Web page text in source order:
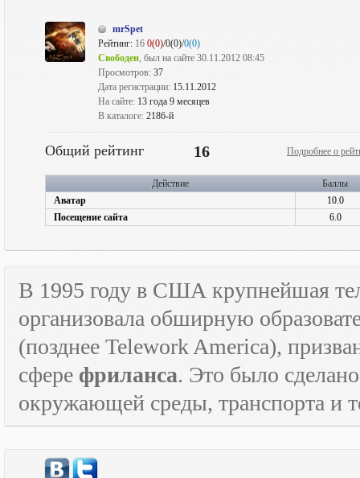
mrSpet
Рейтинг: 16 0(0)/0(0)/0(0)
Свободен, был на сайте 30.11.2012 08:45
Просмотров: 37
Дата регистрации: 15.11.2012
На сайте: 13 года 9 месяцев
В каталоге: 2186-й
Общий рейтинг 16 Подробнее о
Действие
Баллы
Аватар
10.0
Посещение сайта
6.0
В 1995 году в США крупнейшая
организовала обширную
(позднее Telework America),
сфере фриланса. Это было
окружающей среды, транспорта и